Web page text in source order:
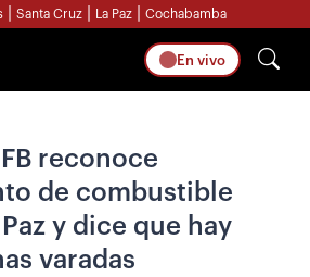
Santa Cruz La Paz Cochabamba
En vivo
reconoce
de combustible
y dice que hay
varadas